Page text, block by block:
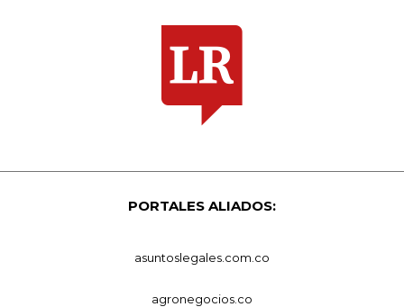
PORTALES ALIADOS:
asuntoslegales.com.co
agronegocios.co